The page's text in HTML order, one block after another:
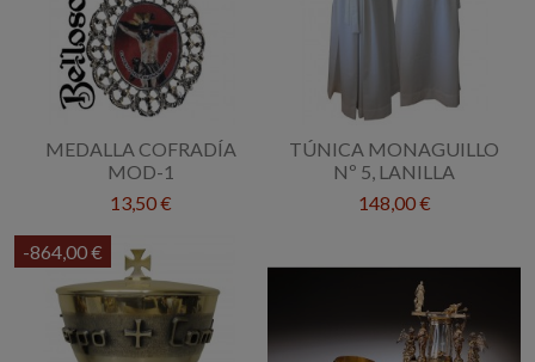
MEDALLA COFRADÍA
MOD-1
13,50 €
TÚNICA MONAGUILLO
Nº 5, LANILLA
148,00 €
-864,00 €